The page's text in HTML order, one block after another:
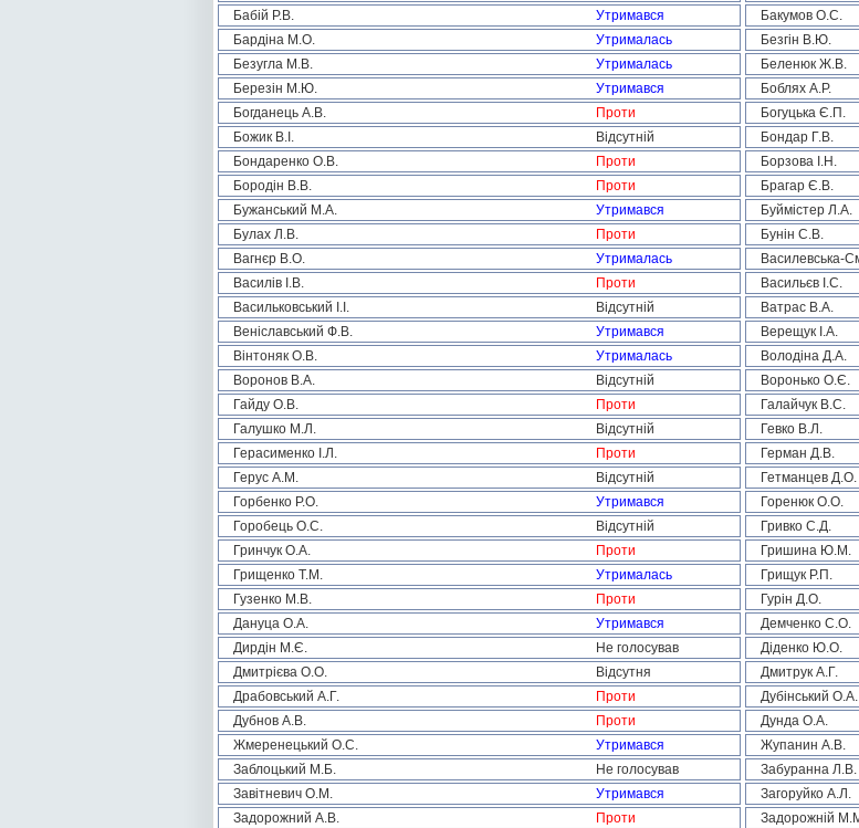
Бабій Р.В.
Утримався Бакумов О.С.
Бардіна М.О.
Утрималась Безгін В.Ю.
Безугла М.В.
Утрималась Беленюк Ж.В.
Березін М.Ю.
Утримався Боблях А.Р.
Богданець А.В.
Проти Богуцька Є.П.
Божик В.І.
Відсутній Бондар Г.В.
Бондаренко О.В.
Проти Борзова І.Н.
Бородін В.В.
Проти Брагар Є.В.
Бужанський М.А.
Утримався Буймістер Л.А.
Булах Л.В.
Проти Бунін С.В.
Вагнєр В.О.
Утрималась Василевська-
Василів І.В.
Проти Васильєв І.С.
Васильковський І.І.
Відсутній Ватрас В.А.
Веніславський Ф.В.
Утримався Верещук І.А.
Вінтоняк О.В.
Утрималась Володіна Д.А.
Воронов В.А.
Відсутній Воронько О.Є.
Гайду О.В.
Проти Галайчук В.С.
Галушко М.Л.
Відсутній Гевко В.Л.
Герасименко І.Л.
Проти Герман Д.В.
Герус А.М.
Відсутній Гетманцев Д.О.
Горбенко Р.О.
Утримався Горенюк О.О.
Горобець О.С.
Відсутній Гривко С.Д.
Гринчук О.А.
Проти Гришина Ю.М.
Грищенко Т.М.
Утрималась Грищук Р.П.
Гузенко М.В.
Проти Гурін Д.О.
Дануца О.А.
Утримався Демченко С.О.
Дирдін М.Є.
Не голосував Діденко Ю.О.
Дмитрієва О.О.
Відсутня Дмитрук А.Г.
Драбовський А.Г.
Проти Дубінський О.А.
Дубнов А.В.
Проти Дунда О.А.
Жмеренецький О.С.
Утримався Жупанин А.В.
Заблоцький М.Б.
Не голосував Забуранна Л.В.
Завітневич О.М.
Утримався Загоруйко А.Л.
Задорожний А.В.
Проти Задорожній